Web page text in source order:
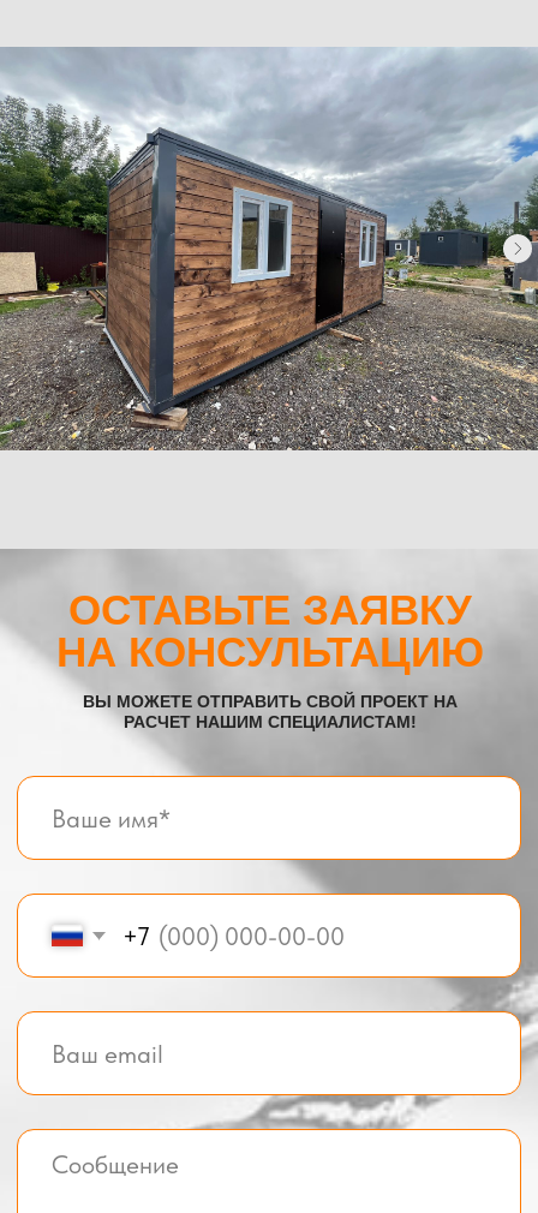
Навигация
Модульные здания
Посты охраны КПП
Телефон:
+7 (995) 506-65-05
+7 (926) 888-50-50
Email:
Контакты
Доставка
Фотогалерея
Главная
О компании
© BOX-MODUL24.RU 2025
Все услуги компании